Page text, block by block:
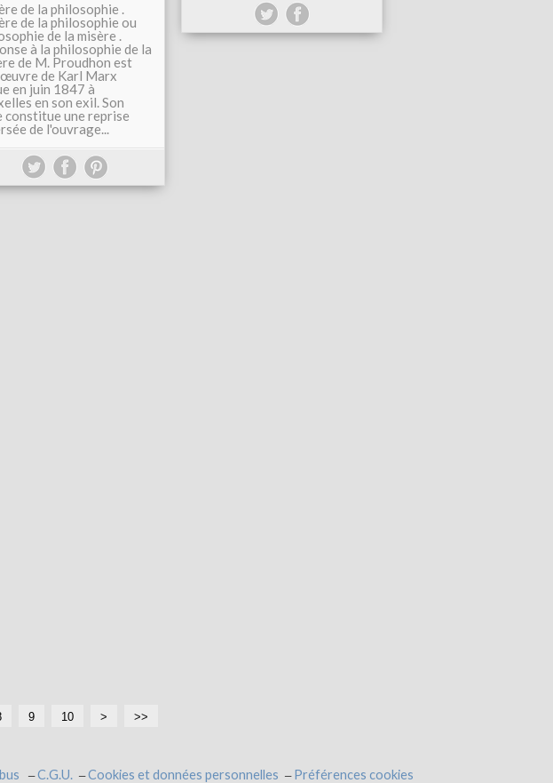
de la philosophie .
de la philosophie ou
de la misère .
à la philosophie de la
de M. Proudhon est
de Karl Marx
en juin 1847 à
en son exil. Son
une reprise
de l'ouvrage...
9 10 > >>
C.G.U. Cookies et données personnelles Préférences cookies